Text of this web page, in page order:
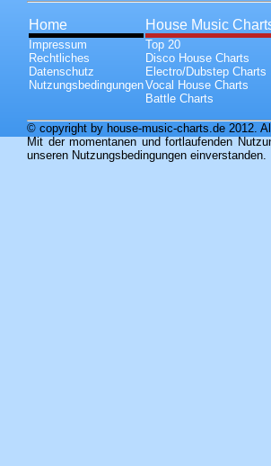
Home
Impressum
Rechtliches
Datenschutz
Nutzungsbedingungen
House Music
Top 20
Disco House Charts
Electro/Dubstep Charts
Vocal House Charts
Battle Charts
© copyright by house-music-charts.de 2012.
Mit der momentanen und fortlaufenden
unseren Nutzungsbedingungen einverstanden.